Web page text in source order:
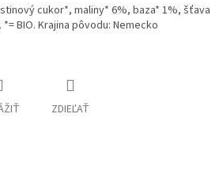
cukor*, maliny* 6%, baza* 1%, šťava
BIO. Krajina pôvodu: Nemecko
ZDIEĽAŤ